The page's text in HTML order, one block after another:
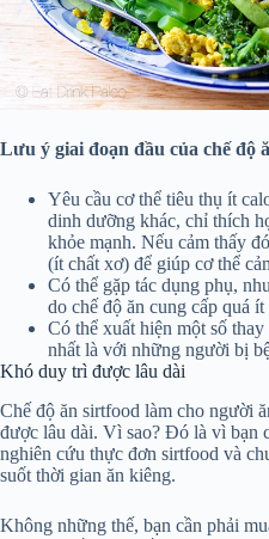
Lưu ý giai đoạn đầu của chế độ
Yêu cầu cơ thể tiêu thụ ít
dinh dưỡng khác, chỉ thích
khỏe mạnh. Nếu cảm thấy
(ít chất xơ) để giúp cơ thể
Có thể gặp tác dụng phụ,
do chế độ ăn cung cấp quá ít
Có thể xuất hiện một số
nhất là với những người bị
Khó duy trì được lâu dài
Chế độ ăn sirtfood làm cho người
được lâu dài. Vì sao? Đó là vì bạn
nghiên cứu thực đơn sirtfood và
suốt thời gian ăn kiêng.
Không những thế, bạn cần phải